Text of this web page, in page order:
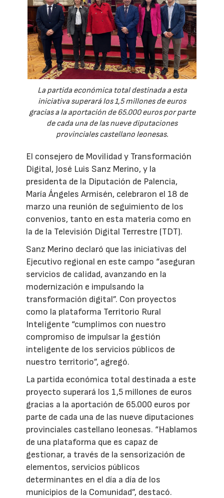
La partida económica total destinada a esta
iniciativa superará los 1,5 millones de euros
gracias a la aportación de 65.000 euros por parte
de cada una de las nueve diputaciones
provinciales castellano leonesas.
El consejero de Movilidad y Transformación
Digital, José Luis Sanz Merino, y la
presidenta de la Diputación de Palencia,
María Ángeles Armisén, celebraron el 18 de
marzo una reunión de seguimiento de los
convenios, tanto en esta materia como en
la de la Televisión Digital Terrestre (TDT).
Sanz Merino declaró que las iniciativas del
Ejecutivo regional en este campo “aseguran
servicios de calidad, avanzando en la
modernización e impulsando la
transformación digital”. Con proyectos
como la plataforma Territorio Rural
Inteligente “cumplimos con nuestro
compromiso de impulsar la gestión
inteligente de los servicios públicos de
nuestro territorio”, agregó.
La partida económica total destinada a este
proyecto superará los 1,5 millones de euros
gracias a la aportación de 65.000 euros por
parte de cada una de las nueve diputaciones
provinciales castellano leonesas. “Hablamos
de una plataforma que es capaz de
gestionar, a través de la sensorización de
elementos, servicios públicos
determinantes en el día a día de los
municipios de la Comunidad”, destacó.